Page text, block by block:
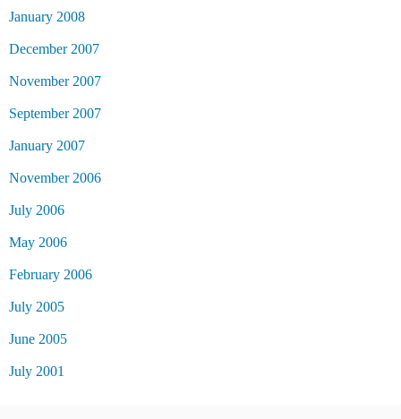
January 2008
December 2007
November 2007
September 2007
January 2007
November 2006
July 2006
May 2006
February 2006
July 2005
June 2005
July 2001